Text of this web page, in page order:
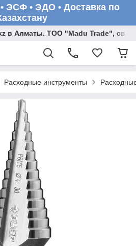
ЭСФ • ЭДО • Доставка по
в Алматы. ТОО "Madu Trade",
Расходные инструменты